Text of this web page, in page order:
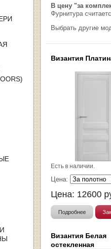
В цену "за
Фурнитура
Выбрать другие
Византия
Есть в наличии.
Цена:
Цена: 12600
Подробнее
Византия Белая
остекленная